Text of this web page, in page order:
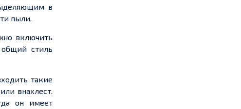
в
пыли.
включить
стиль
такие
внахлест.
он имеет